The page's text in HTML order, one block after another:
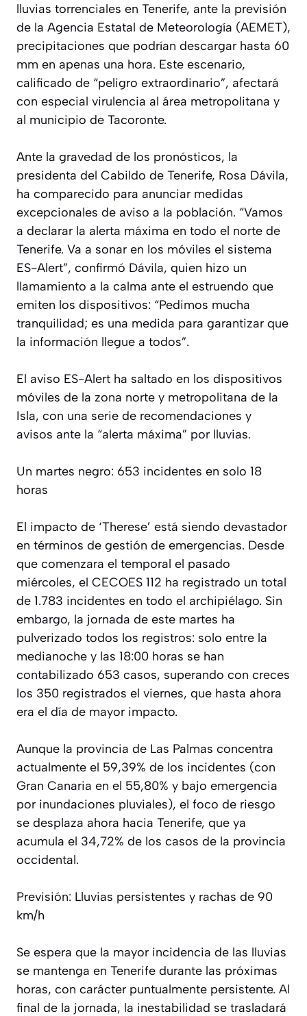
lluvias torrenciales en Tenerife, ante la previsión
de la Agencia Estatal de Meteorología (AEMET),
precipitaciones que podrían descargar hasta 60
mm en apenas una hora. Este escenario,
calificado de “peligro extraordinario”, afectará
con especial virulencia al área metropolitana y
al municipio de Tacoronte.
Ante la gravedad de los pronósticos, la
presidenta del Cabildo de Tenerife, Rosa Dávila,
ha comparecido para anunciar medidas
excepcionales de aviso a la población. “Vamos
a declarar la alerta máxima en todo el norte de
Tenerife. Va a sonar en los móviles el sistema
ES-Alert”, confirmó Dávila, quien hizo un
llamamiento a la calma ante el estruendo que
emiten los dispositivos: “Pedimos mucha
tranquilidad; es una medida para garantizar que
la información llegue a todos”.
El aviso ES-Alert ha saltado en los dispositivos
móviles de la zona norte y metropolitana de la
Isla, con una serie de recomendaciones y
avisos ante la “alerta máxima” por lluvias.
Un martes negro: 653 incidentes en solo 18
horas
El impacto de ‘Therese’ está siendo devastador
en términos de gestión de emergencias. Desde
que comenzara el temporal el pasado
miércoles, el CECOES 112 ha registrado un total
de 1.783 incidentes en todo el archipiélago. Sin
embargo, la jornada de este martes ha
pulverizado todos los registros: solo entre la
medianoche y las 18:00 horas se han
contabilizado 653 casos, superando con creces
los 350 registrados el viernes, que hasta ahora
era el día de mayor impacto.
Aunque la provincia de Las Palmas concentra
actualmente el 59,39% de los incidentes (con
Gran Canaria en el 55,80% y bajo emergencia
por inundaciones pluviales), el foco de riesgo
se desplaza ahora hacia Tenerife, que ya
acumula el 34,72% de los casos de la provincia
occidental.
Previsión: Lluvias persistentes y rachas de 90
km/h
Se espera que la mayor incidencia de las lluvias
se mantenga en Tenerife durante las próximas
horas, con carácter puntualmente persistente. Al
final de la jornada, la inestabilidad se trasladará